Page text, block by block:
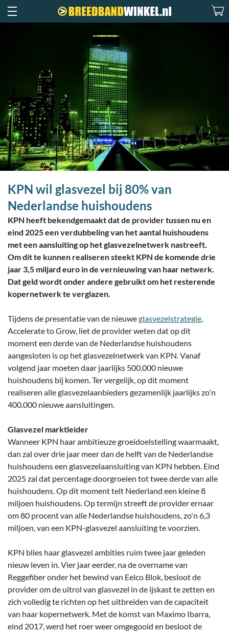
KPN wil glasvezel bij 80% van
Nederlandse huishoudens
KPN heeft bekendgemaakt dat de provider tussen nu en
eind 2025 een verdubbeling van het aantal huishoudens
met een aansluiting op het glasvezelnetwerk nastreeft.
Om dit te kunnen realiseren steekt KPN de komende drie
jaar 3,5 miljard euro in de vernieuwing van haar netwerk.
Dat geld wordt onder andere gebruikt om het resterende
kopernetwerk te verglazen.
Tijdens de presentatie van de nieuweglasvezelstrategie,
Accelerate to Grow, liet de provider weten dat op dit
moment een derde van de Nederlandse huishoudens
aangesloten is op het glasvezelnetwerk van KPN. Vanaf
volgend jaar moeten daar jaarlijks 500.000 nieuwe
huishoudens bij komen. Ter vergelijk, op dit moment
realiseren alle glasvezelaanbieders gezamenlijk jaarlijks zo'n
400.000 nieuwe aansluitingen.
Glasvezel marktleider
Wanneer KPN haar ambitieuze groeidoelstelling waarmaakt,
dan zal over drie jaar meer dan de helft van de Nederlandse
huishoudens een glasvezelaansluiting van KPN hebben. Eind
2025 zal dat percentage doorgroeien tot twee derde van alle
huishoudens. Op dit moment telt Nederland een kleine 8
miljoen huishoudens. Op termijn streeft de provider ernaar
om 80 procent van alle Nederlandse huishoudens, zo'n 6,3
miljoen, van een KPN-glasvezel aansluiting te voorzien.
KPN blies haar glasvezel ambities ruim twee jaar geleden
nieuw leven in. Vier jaar eerder, na de overname van
Reggefiber onder het bewind van Eelco Blok, besloot de
provider om de uitrol van glasvezel in de ijskast te zetten en
zich volledig te richten op het uitbreiden van de capaciteit
van haar kopernetwerk. Met de komst van Maximo Ibarra,
eind 2017, werd het roer weer omgegooid en besloot de